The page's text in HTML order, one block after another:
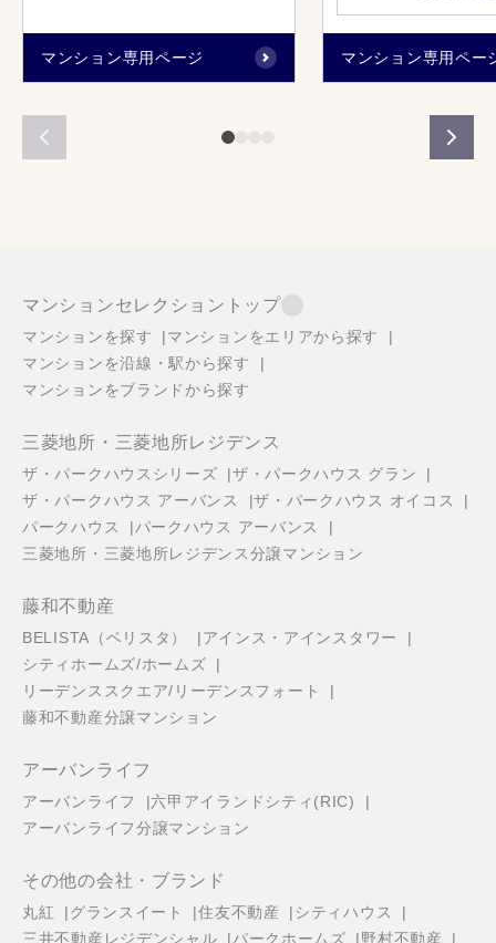
マンション専用ページ マンション専用ペー
マンションセレクショントップ
マンションを探す
マンションをエリアから探す
マンションを沿線・駅から探す
マンションをブランドから探す
三菱地所・三菱地所レジデンス
ザ・パークハウスシリーズ
ザ・パークハウス グラン
ザ・パークハウス アーバンス
ザ・パークハウス オイコス
パークハウス
パークハウス アーバンス
三菱地所・三菱地所レジデンス分譲マンション
藤和不動産
BELISTA（ベリスタ）
アインス・アインスタワー
シティホームズ/ホームズ
リーデンススクエア/リーデンスフォート
藤和不動産分譲マンション
アーバンライフ
アーバンライフ
六甲アイランドシティ(RIC)
アーバンライフ分譲マンション
その他の会社・ブランド
丸紅 グランスイート 住友不動産
シティハウス
三井不動産レジデンシャル
パークホームズ
野村不動産